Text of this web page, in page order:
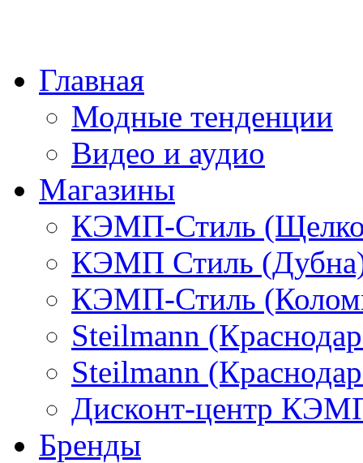
Главная
Модные тенденции
Видео и аудио
Магазины
КЭМП-Стиль
КЭМП Стиль
КЭМП-Стиль
Steilmann
Steilmann
Дисконт-центр
Бренды